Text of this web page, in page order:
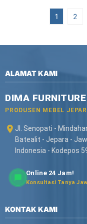
1 2
ALAMAT KAMI
DIMA
PRODUSEN MEBEL
Jl. Senopati -
Batealit - Jepara -
Indonesia - Kodepos
Online 24 Jam!
Konsultasi Tanya
KONTAK KAMI